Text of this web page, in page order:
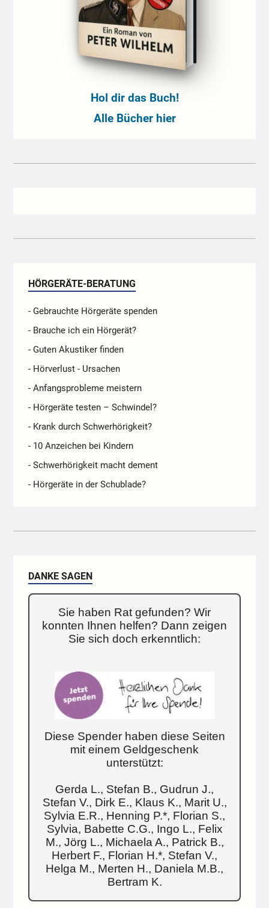
Hol dir das Buch!
Alle Bücher hier
HÖRGERÄTE-BERATUNG
- Gebrauchte Hörgeräte spenden
- Brauche ich ein Hörgerät?
- Guten Akustiker finden
- Hörverlust - Ursachen
- Anfangsprobleme meistern
- Hörgeräte testen – Schwindel?
- Krank durch Schwerhörigkeit?
- 10 Anzeichen bei Kindern
- Schwerhörigkeit macht dement
- Hörgeräte in der Schublade?
DANKE SAGEN
Sie haben Rat gefunden? Wir
konnten Ihnen helfen? Dann zeigen
Sie sich doch erkenntlich:
Diese Spender haben diese Seiten
mit einem Geldgeschenk
unterstützt:
Gerda L., Stefan B., Gudrun J.,
Stefan V., Dirk E., Klaus K., Marit U.,
Sylvia E.R., Henning P.*, Florian S.,
Sylvia, Babette C.G., Ingo L., Felix
M., Jörg L., Michaela A., Patrick B.,
Herbert F., Florian H.*, Stefan V.,
Helga M., Merten H., Daniela M.B.,
Bertram K.